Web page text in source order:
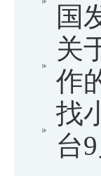
国
关
作
找
台